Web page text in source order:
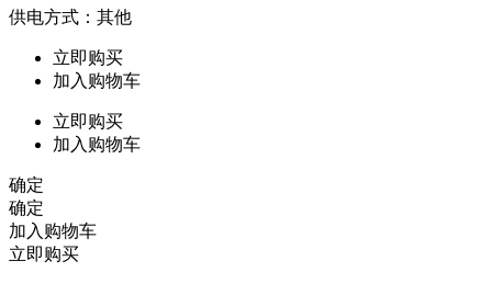
供电方式：其他
立即购买
加入购物车
立即购买
加入购物车
确定
确定
加入购物车
立即购买